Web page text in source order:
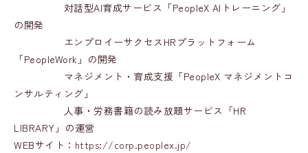
対話型AI育成サービス「PeopleX AIトレーニング」
の開発
エンプロイーサクセスHRプラットフォーム
「PeopleWork」の開発
マネジメント・育成支援「PeopleX マネジメントコ
ンサルティング」
人事・労務書籍の読み放題サービス「HR
LIBRARY」の運営
WEBサイト： https://corp.peoplex.jp/